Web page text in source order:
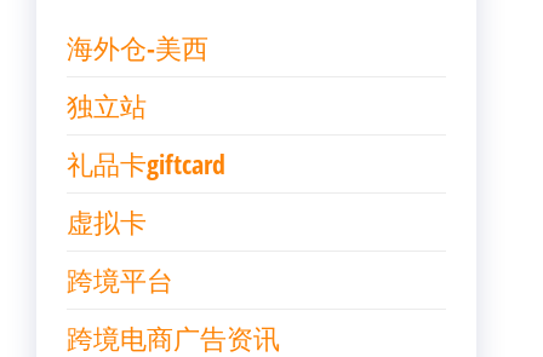
海外仓-美西
独立站
礼品卡giftcard
虚拟卡
跨境平台
跨境电商广告资讯